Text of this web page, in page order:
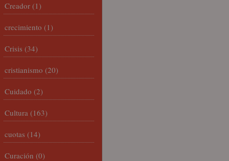
Creador (1)
crecimiento (1)
Crisis (34)
cristianismo (20)
Cuidado (2)
Cultura (163)
cuotas (14)
Curación (0)